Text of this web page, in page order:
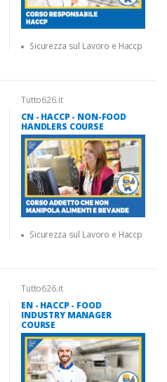
Sicurezza sul Lavoro e Haccp
Tutto626.it
CN - HACCP - NON-FOOD
HANDLERS COURSE
Sicurezza sul Lavoro e Haccp
Tutto626.it
EN - HACCP - FOOD
INDUSTRY MANAGER
COURSE